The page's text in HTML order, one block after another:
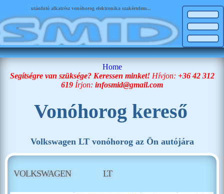
utánfutó alkatrész vonóhorog elektronika szakértelem...
Home
Segítségre van szüksége? Keressen minket! Hívjon: +36 42 312
619 Írjon: infosmid@gmail.com
Vonóhorog kereső
Volkswagen LT vonóhorog az Ön autójára
VOLKSWAGEN LT